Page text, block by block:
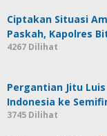
Ciptakan Situasi
Paskah, Kapolres
4267 Dilihat
Pergantian Jitu
Indonesia ke
3745 Dilihat